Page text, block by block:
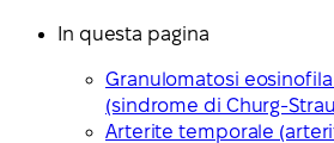
In questa pagina
Granulomatosi
(sindrome di Churg-
Arterite temporale